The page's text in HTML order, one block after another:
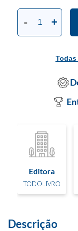
- +
Editora
TODOLIVRO
Descrição